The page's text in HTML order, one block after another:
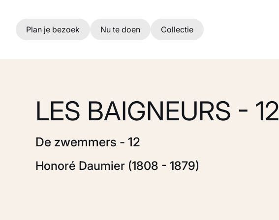
Ga naar hoofdinhoud
Plan je bezoek Nu te doen Collectie
LES BAIGNEURS - 12
De zwemmers - 12
Honoré Daumier (1808 - 1879)